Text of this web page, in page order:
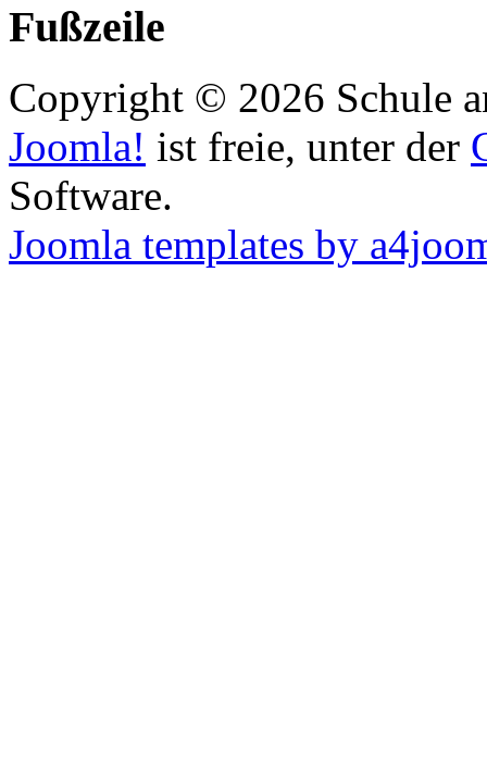
Fußzeile
Copyright © 2026 Schule
Joomla! ist freie, unter der
Software.
Joomla templates by